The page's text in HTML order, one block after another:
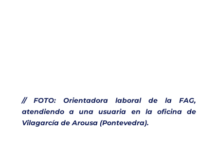
// FOTO: Orientadora laboral de la FAG,
atendiendo a una usuaria en la oficina de
Vilagarcía de Arousa (Pontevedra).